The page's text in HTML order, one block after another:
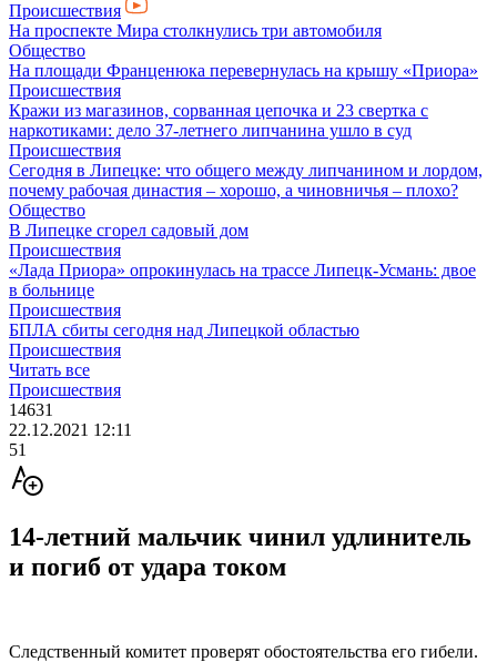
Происшествия
На проспекте Мира столкнулись три автомобиля
Общество
На площади Франценюка перевернулась на крышу «Приора»
Происшествия
Кражи из магазинов, сорванная цепочка и 23 свертка с
наркотиками: дело 37-летнего липчанина ушло в суд
Происшествия
Сегодня в Липецке: что общего между липчанином и лордом,
почему рабочая династия – хорошо, а чиновничья – плохо?
Общество
В Липецке сгорел садовый дом
Происшествия
«Лада Приора» опрокинулась на трассе Липецк-Усмань: двое
в больнице
Происшествия
БПЛА сбиты сегодня над Липецкой областью
Происшествия
Читать все
Происшествия
14631
22.12.2021 12:11
51
14-летний мальчик чинил удлинитель
и погиб от удара током
Следственный комитет проверят обостоятельства его гибели.